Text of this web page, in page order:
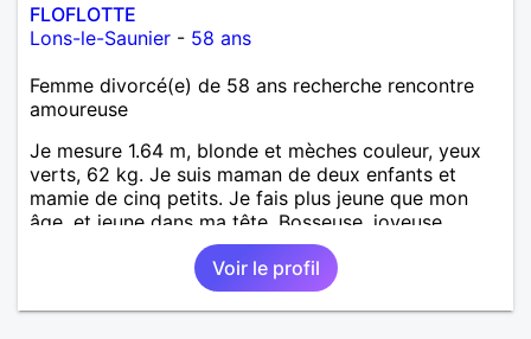
FLOFLOTTE
Lons-le-Saunier - 58 ans
Femme divorcé(e) de 58 ans recherche rencontre
amoureuse
Je mesure 1.64 m, blonde et mèches couleur, yeux
verts, 62 kg. Je suis maman de deux enfants et
mamie de cinq petits. Je fais plus jeune que mon
âge, et jeune dans ma tête. Bosseuse, joyeuse,
sensible, bienveillante, aimant aller danser ou rester
tranquille à la maison. Balades, bricolage... j'ai un
chien. Je suis AES de métier et j'exerce à mon
compte. PAT votre num merci.
Voir le profil